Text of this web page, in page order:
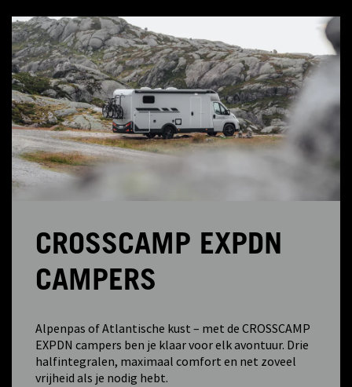
CROSSCAMP EXPDN
CAMPERS
Alpenpas of Atlantische kust – met de CROSSCAMP
EXPDN campers ben je klaar voor elk avontuur. Drie
halfintegralen, maximaal comfort en net zoveel
vrijheid als je nodig hebt.